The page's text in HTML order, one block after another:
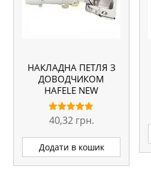
НАКЛАДНА ПЕТЛЯ З
ДОВОДЧИКОМ
HAFELE NEW
Оцінено в
5.00
з 5
40,32 грн.
Додати в кошик